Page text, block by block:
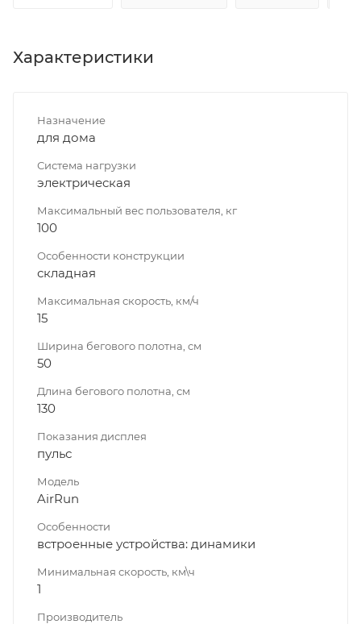
Характеристики
Назначение
для дома
Система нагрузки
электрическая
Максимальный вес пользователя, кг
100
Особенности конструкции
складная
Максимальная скорость, км/ч
15
Ширина бегового полотна, см
50
Длина бегового полотна, см
130
Показания дисплея
пульс
Модель
AirRun
Особенности
встроенные устройства: динамики
Минимальная скорость, км\ч
1
Производитель